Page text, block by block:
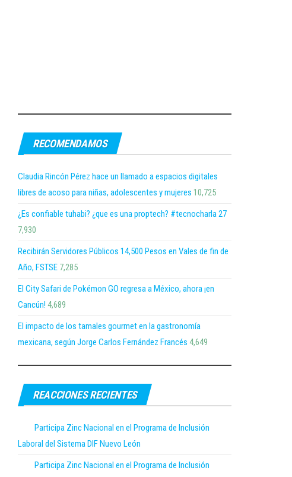
RECOMENDAMOS
Claudia Rincón Pérez hace un llamado a espacios digitales
libres de acoso para niñas, adolescentes y mujeres 10,725
¿Es confiable tuhabi? ¿que es una proptech? #tecnocharla 27
7,930
Recibirán Servidores Públicos 14,500 Pesos en Vales de fin de
Año, FSTSE 7,285
El City Safari de Pokémon GO regresa a México, ahora ¡en
Cancún! 4,689
El impacto de los tamales gourmet en la gastronomía
mexicana, según Jorge Carlos Fernández Francés 4,649
REACCIONES RECIENTES
Participa Zinc Nacional en el Programa de Inclusión
Laboral del Sistema DIF Nuevo León
Participa Zinc Nacional en el Programa de Inclusión